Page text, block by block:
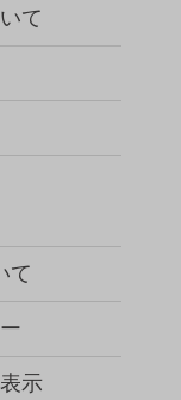
て
て
示